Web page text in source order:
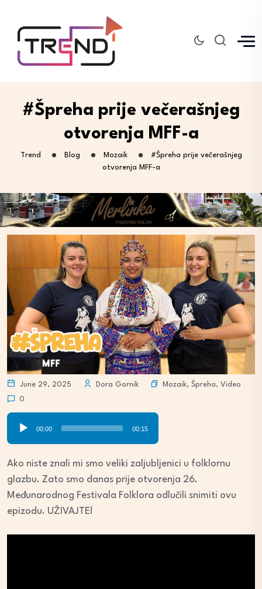
#Špreha prije večerašnjeg
otvorenja MFF-a
Trend Blog Mozaik
#Špreha prije večerašnjeg
otvorenja MFF-a
June 29, 2025 Dora Gornik Mozaik, Špreha, Video
0
00:00 00:15
Ako niste znali mi smo veliki zaljubljenici u folklornu
glazbu. Zato smo danas prije otvorenja 26.
Međunarodnog Festivala Folklora odlučili snimiti ovu
epizodu. UŽIVAJTE!